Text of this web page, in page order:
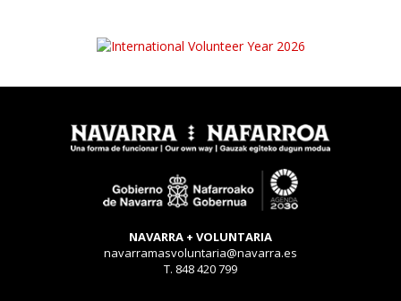
NAVARRA + VOLUNTARIA
navarramasvoluntaria@navarra.es
T. 848 420 799